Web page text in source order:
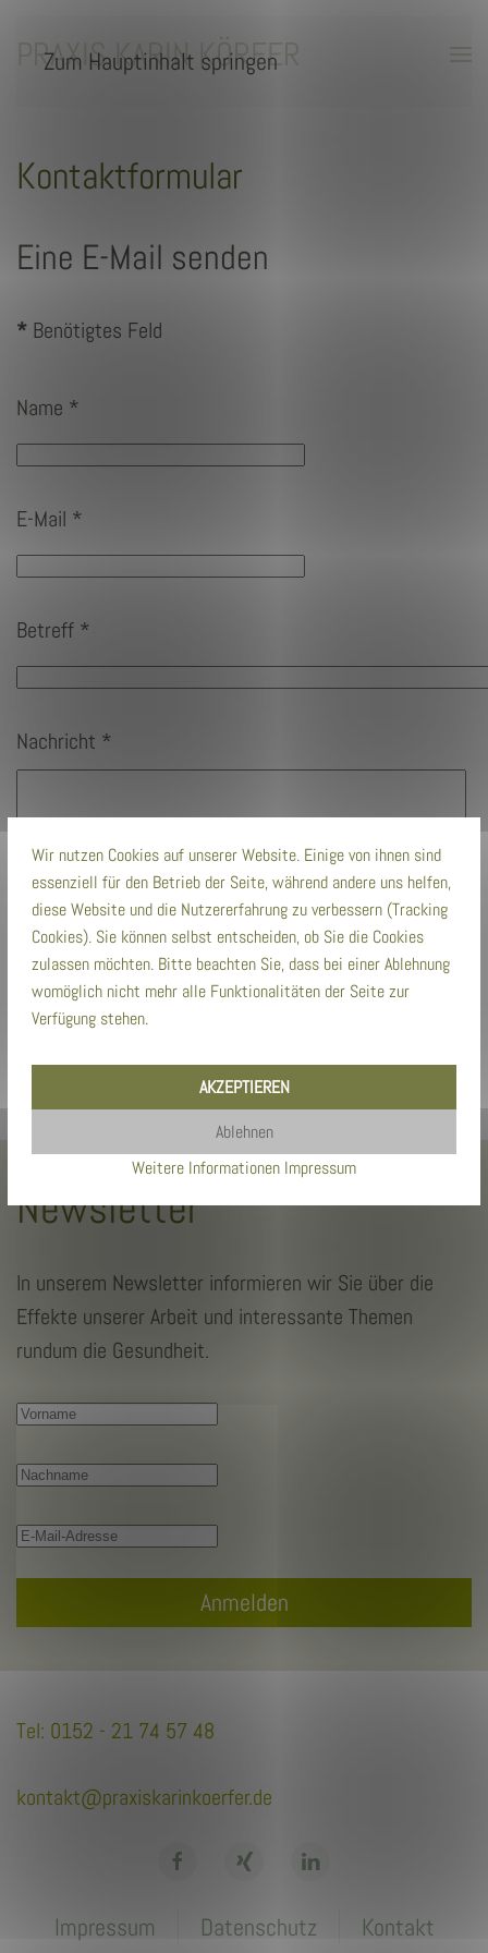
Zum Hauptinhalt springen
PRAXIS KARIN KÖRFER
Kontaktformular
Eine E-Mail senden
* Benötigtes Feld
Name *
E-Mail *
Betreff *
Nachricht *
E-Mail senden
Newsletter
In unserem Newsletter informieren wir Sie über die
Effekte unserer Arbeit und interessante Themen
rundum die Gesundheit.
Anmelden
Tel: 0152 - 21 74 57 48
kontakt@praxiskarinkoerfer.de
Impressum Datenschutz Kontakt
Wir nutzen Cookies auf unserer Website. Einige von ihnen sind
essenziell für den Betrieb der Seite, während andere uns helfen,
diese Website und die Nutzererfahrung zu verbessern (Tracking
Cookies). Sie können selbst entscheiden, ob Sie die Cookies
zulassen möchten. Bitte beachten Sie, dass bei einer Ablehnung
womöglich nicht mehr alle Funktionalitäten der Seite zur
Verfügung stehen.
AKZEPTIEREN
Ablehnen
Weitere Informationen Impressum